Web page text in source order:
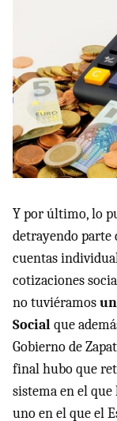
Y por último, lo
detrayendo parte
cuentas
cotizaciones
no tuviéramos
Socialque
Gobierno de
final hubo que
sistema en el
uno en el que el